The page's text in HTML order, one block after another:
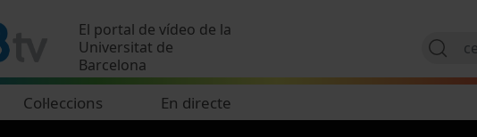
El portal de vídeo de la
Universitat de
Barcelona
Col·leccions En directe